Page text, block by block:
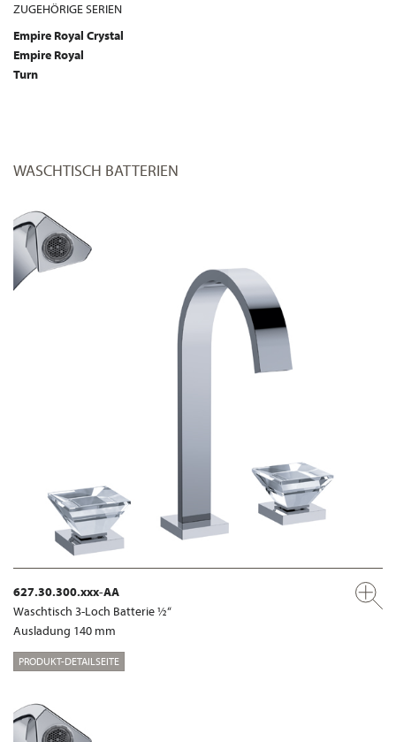
ZUGEHÖRIGE SERIEN
Empire Royal Crystal
Empire Royal
Turn
WASCHTISCH BATTERIEN
627.30.300.xxx-AA
Waschtisch 3-Loch Batterie ½“
Ausladung 140 mm
PRODUKT-DETAILSEITE